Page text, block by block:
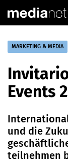
MARKETING & MEDIA
Events
und die
teilnehmen